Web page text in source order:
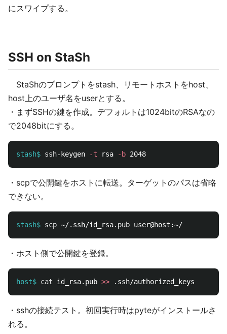
にスワイプする。
SSH on StaSh
StaShのプロンプトをstash、リモートホストをhost、
host上のユーザ名をuserとする。
・まずSSHの鍵を作成。デフォルトは1024bitのRSAなの
で2048bitにする。
stash$ ssh-keygen -t rsa -b
・scpで公開鍵をホストに転送。ターゲットのパスは省略
できない。
stash$
・ホスト側で公開鍵を登録。
host$ cat id_rsa.pub >>
・sshの接続テスト。初回実行時はpyteがインストールさ
れる。